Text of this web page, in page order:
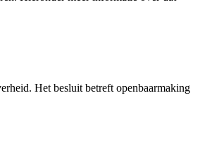
Het besluit betreft openbaarmaking